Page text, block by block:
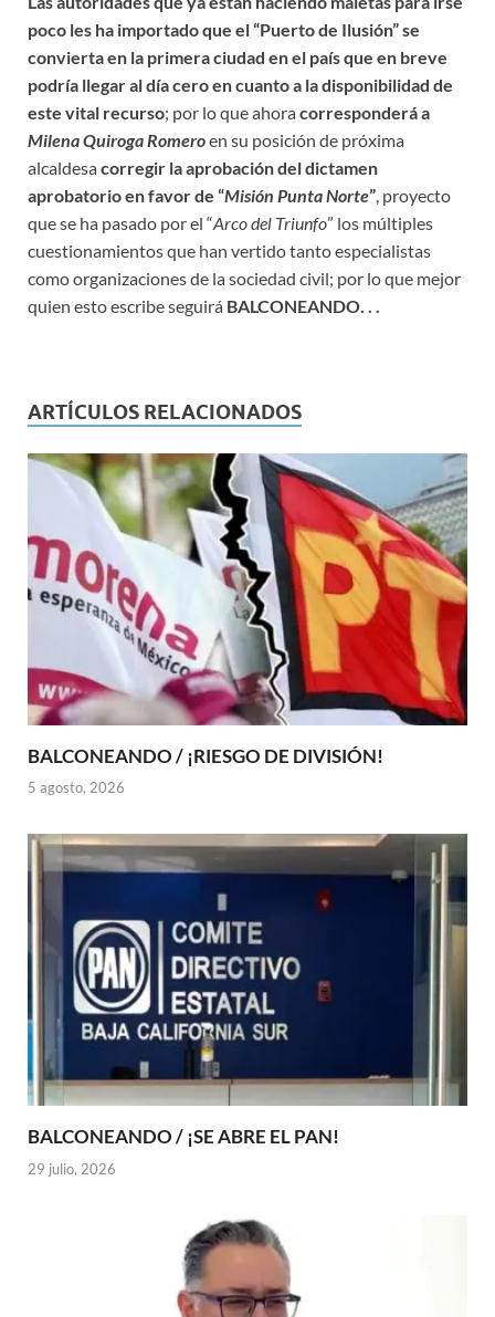
poco les ha importado que el “Puerto de Ilusión” se
convierta en la primera ciudad en el país que en breve
podría llegar al día cero en cuanto a la disponibilidad de
este vital recurso; por lo que ahoracorresponderá a
Milena Quiroga Romeroen su posición de próxima
alcaldesacorregir la aprobación del dictamen
aprobatorio en favor de “Misión Punta Norte”, proyecto
que se ha pasado por el “Arco del Triunfo” los múltiples
cuestionamientos que han vertido tanto especialistas
como organizaciones de la sociedad civil; por lo que mejor
quien esto escribe seguirá BALCONEANDO. . .
ARTÍCULOS RELACIONADOS
BALCONEANDO / ¡RIESGO DE DIVISIÓN!
5 agosto, 2026
BALCONEANDO / ¡SE ABRE EL PAN!
29 julio, 2026